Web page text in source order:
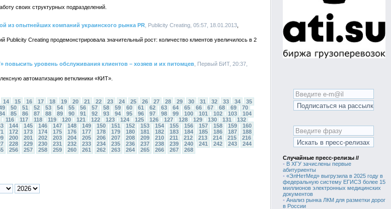
своих структурных подразделений.
из опытнейших компаний украинского рынка PR , Publicity Creating, 05:57, 18.01.2013
Publicity Creating продемонстрировала значительный рост: количество клиентов увеличилось в 2
уровень обслуживания клиентов – хозяев и их питомцев , Первый БИТ, 20:37,
автоматизацию ветклиники «КИТ».
14 15 16 17 18 19 20 21 22 23 24 25 26 27 28 29 30 31 32 33 34
35
50 51 52 53 54 55 56 57 58 59 60 61 62 63 64 65 66 67 68 69
70
85 86 87 88 89 90 91 92 93 94 95 96 97 98 99 100 101 102 103
104
116 117 118 119 120 121 122 123 124 125 126 127 128 129 130 131
132
144 145 146 147 148 149 150 151 152 153 154 155 156 157 158 159
160
172 173 174 175 176 177 178 179 180 181 182 183 184 185 186 187
188
200 201 202 203 204 205 206 207 208 209 210 211 212 213 214 215
216
228 229 230 231 232 233 234 235 236 237 238 239 240 241 242 243
244
256 257 258 259 260 261 262 263 264 265 266 267 268
Случайные пресс-релизы //
• В ХГУ зачислены первые
абитуриенты
• «ЭлНетМед» выгрузила в 2025 году в
федеральную систему ЕГИСЗ более 15
миллионов электронных медицинских
документов
• Анализ рынка ЛКМ для разметки дорог
в России